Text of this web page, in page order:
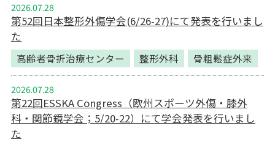
第52回日本整形外傷学会(6/26-27)にて発表を行いまし
た
2026.07.28
高齢者骨折治療センター 整形外科 骨粗鬆症外来
第22回ESSKA Congress（欧州スポーツ外傷・膝外
科・関節鏡学会；5/20-22）にて学会発表を行いまし
た
2026.07.28